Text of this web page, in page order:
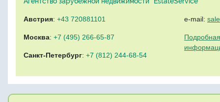
Австрия: +43 720881101
Москва: +7 (495) 266-65-87
Санкт-Петербург: +7 (812) 244-68-54
e-mail: